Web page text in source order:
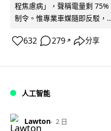
程焦慮病」，聲稱電量剩
制令。惟專業車媒隨即反駁，
632 279 ↗ 分享
人工智能
Lawton 2 日